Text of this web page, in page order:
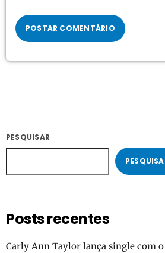
PESQUISAR
Posts recentes
Carly Ann Taylor lança single com o